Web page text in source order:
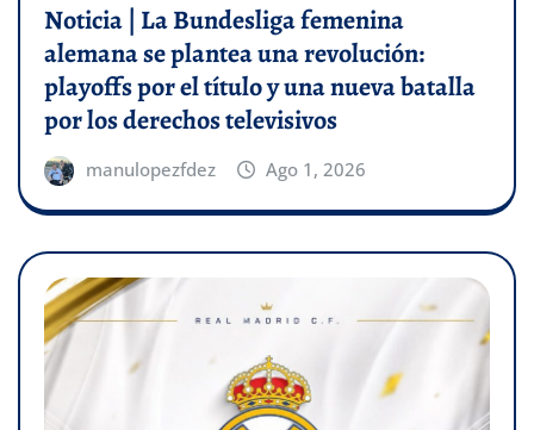
Noticia | La Bundesliga femenina
alemana se plantea una revolución:
playoffs por el título y una nueva batalla
por los derechos televisivos
manulopezfdez Ago 1, 2026